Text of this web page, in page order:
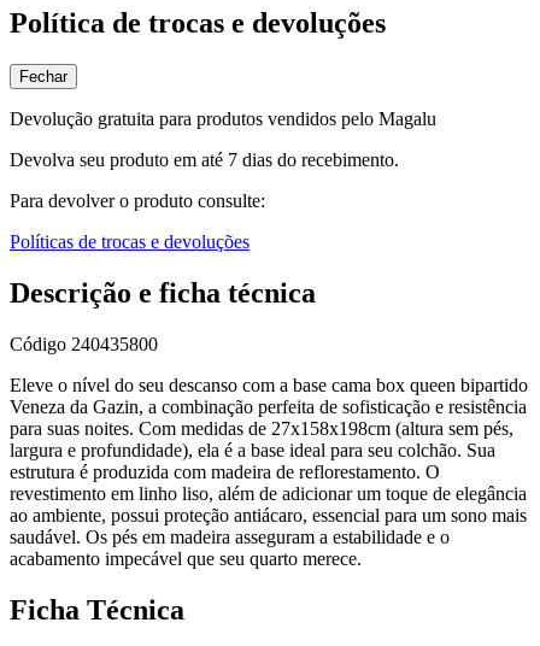
Política de trocas e devoluções
Fechar
Devolução gratuita para produtos vendidos pelo Magalu
Devolva seu produto em até 7 dias do recebimento.
Para devolver o produto consulte:
Políticas de trocas e devoluções
Descrição e ficha técnica
Código 240435800
Eleve o nível do seu descanso com a base cama box queen bipartido
Veneza da Gazin, a combinação perfeita de sofisticação e resistência
para suas noites. Com medidas de 27x158x198cm (altura sem pés,
largura e profundidade), ela é a base ideal para seu colchão. Sua
estrutura é produzida com madeira de reflorestamento. O
revestimento em linho liso, além de adicionar um toque de elegância
ao ambiente, possui proteção antiácaro, essencial para um sono mais
saudável. Os pés em madeira asseguram a estabilidade e o
acabamento impecável que seu quarto merece.
Ficha Técnica